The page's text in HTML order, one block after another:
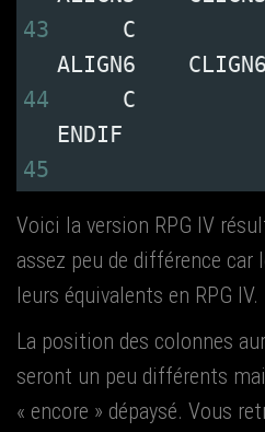
43
C
44
45
Voi­ci la ver­sion RPG IV
assez peu de dif­fé­rence car
leurs équi­va­lents en RPG IV.
La posi­tion des colonnes
seront un peu dif­fé­rents
« encore » dépay­sé. Vous